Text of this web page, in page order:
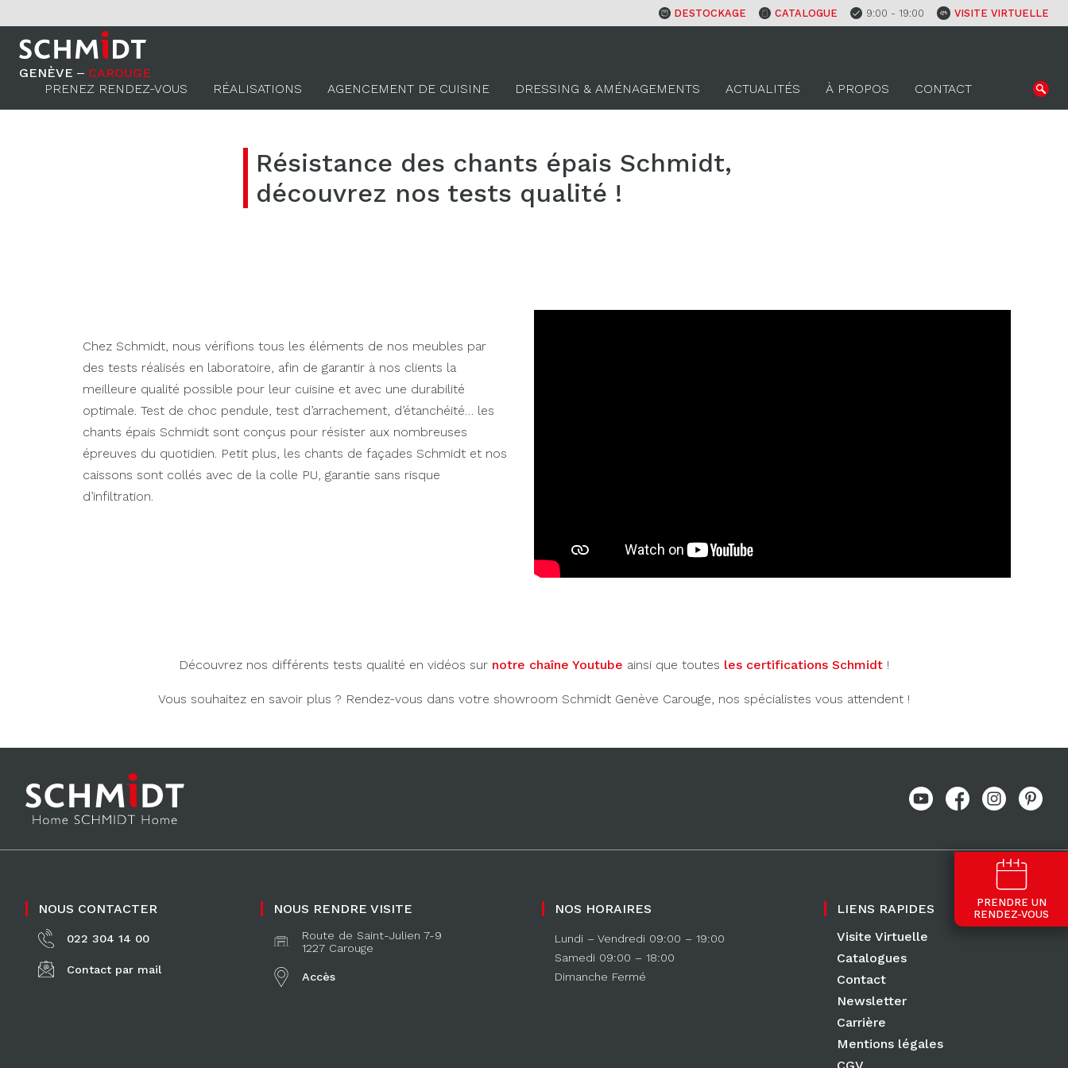
PRENDRE UN
RENDEZ-VOUS
DESTOCKAGE CATALOGUE 9:00 - 19:00 VISITE VIRTUELLE
GENÈVE ‒ CAROUGE
PRENEZ RENDEZ-VOUS
RÉALISATIONS AGENCEMENT DE CUISINE DRESSING & AMÉNAGEMENTS ACTUALITÉS À PROPOS CONTACT
Résistance des chants épais Schmidt,
découvrez nos tests qualité !
Chez Schmidt, nous vérifions tous les éléments de nos meubles par
des tests réalisés en laboratoire, afin de garantir à nos clients la
meilleure qualité possible pour leur cuisine et avec une durabilité
optimale. Test de choc pendule, test d’arrachement, d’étanchéité… les
chants épais Schmidt sont conçus pour résister aux nombreuses
épreuves du quotidien. Petit plus, les chants de façades Schmidt et nos
caissons sont collés avec de la colle PU, garantie sans risque
d’infiltration.
Découvrez nos différents tests qualité en vidéos sur notre chaîne Youtube ainsi que toutes les certifications Schmidt !
Vous souhaitez en savoir plus ? Rendez-vous dans votre showroom Schmidt Genève Carouge, nos spécialistes vous attendent !
NOUS CONTACTER
022 304 14 00
Contact par mail
NOUS RENDRE VISITE
Route de Saint-Julien 7-9
1227 Carouge
Accès
NOS HORAIRES
Lundi – Vendredi 09:00 – 19:00
Samedi 09:00 – 18:00
Dimanche Fermé
LIENS RAPIDES
Visite Virtuelle
Catalogues
Contact
Newsletter
Carrière
Mentions légales